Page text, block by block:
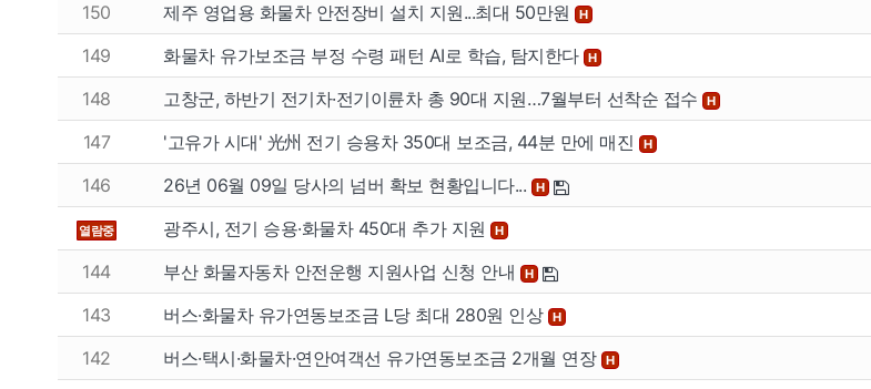
150
제주 영업용 화물차 안전장비 설치 지원...최대 50만원 H
149
화물차 유가보조금 부정 수령 패턴 AI로 학습, 탐지한다 H
148
고창군, 하반기 전기차·전기이륜차 총 90대 지원…7월부터 선착순 접수 H
147
'고유가 시대' 光州 전기 승용차 350대 보조금, 44분 만에 매진 H
146
26년 06월 09일 당사의 넘버 확보 현황입니다... H
열람중 광주시, 전기 승용·화물차 450대 추가 지원 H
144
부산 화물자동차 안전운행 지원사업 신청 안내 H
143
버스·화물차 유가연동보조금 L당 최대 280원 인상 H
142
버스·택시·화물차·연안여객선 유가연동보조금 2개월 연장 H